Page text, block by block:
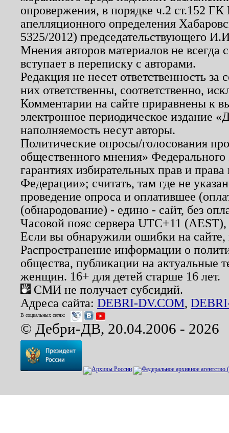
опровержения, в порядке ч.2 ст.152
апелляционного определения
5325/2012) председательствующего
Мнения авторов материалов не
вступает в переписку с авторами.
Редакция не несет ответственность
них ответственны, соответственно,
Комментарии на сайте приравнены к
электронное периодическое издание
наполняемость несут авторы.
Политические опросы/голосования
общественного мнения»
гарантиях избирательных прав и
Федерации»; считать, там где не
проведение опроса и оплатившее
(обнародование) - едино - сайт, без
Часовой пояс сервера UTC+11
Если вы обнаружили ошибки на
Распространение информации о
общества, публикации на актуальные
женщин. 16+ для детей старше 16 лет.
СМИ не получает субсидий.
Адреса сайта: DEBRI-DV.COM,
В социальных сетях:
© Дебри-ДВ, 20.04.2006 - 2026